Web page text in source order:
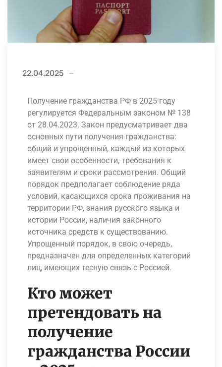
22.04.2025
Получение гражданства РФ в 2025 году
регулируется Федеральным законом № 138
от 28.04.2023. Закон предусматривает два
основных пути получения гражданства:
общий и упрощенный, каждый из которых
имеет свои особенности, требования к
заявителям и сроки рассмотрения. Общий
порядок предполагает соблюдение ряда
условий, касающихся срока проживания на
территории РФ, знания русского языка и
истории России, наличия законного
источника средств к существованию.
Упрощенный порядок, в свою очередь,
предназначен для определенных категорий
лиц, имеющих тесную связь с Россией.
Кто может
претендовать на
получение
гражданства России